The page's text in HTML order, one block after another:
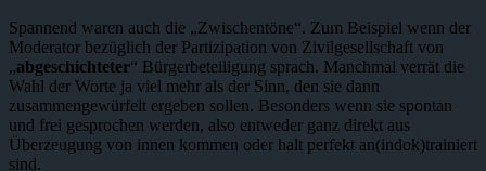
Spannend waren auch die „Zwischentöne“. Zum Beispiel wenn der
Moderator bezüglich der Partizipation von Zivilgesellschaft von
„abgeschichteter“ Bürgerbeteiligung sprach. Manchmal verrät die
Wahl der Worte ja viel mehr als der Sinn, den sie dann
zusammengewürfelt ergeben sollen. Besonders wenn sie spontan
und frei gesprochen werden, also entweder ganz direkt aus
Überzeugung von innen kommen oder halt perfekt an(indok)trainiert
sind.